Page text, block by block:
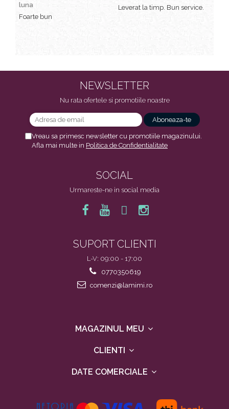
luna
Foarte bun
Leverat la timp. Bun service.
NEWSLETTER
Nu rata ofertele si promotiile noastre
Vreau sa primesc newsletter cu promotiile magazinului.
Afla mai multe in Politica de Confidentialitate
SOCIAL
Urmareste-ne in social media
SUPORT CLIENTI
L-V: 09:00 - 17:00
0770350619
comenzi@lamimi.ro
MAGAZINUL MEU
CLIENTI
DATE COMERCIALE